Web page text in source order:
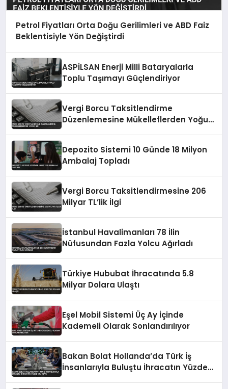
Petrol Fiyatları Orta Doğu Gerilimleri ve ABD Faiz
Beklentisiyle Yön Değiştirdi
ASPİLSAN Enerji Milli Bataryalarla
Toplu Taşımayı Güçlendiriyor
Vergi Borcu Taksitlendirme
Düzenlemesine Mükelleflerden Yoğun
Depozito Sistemi 10 Günde 18 Milyon
Ambalaj Topladı
Vergi Borcu Taksitlendirmesine 206
Milyar TL’lik İlgi
İstanbul Havalimanları 78 İlin
Nüfusundan Fazla Yolcu Ağırladı
Türkiye Hububat İhracatında 5.8
Milyar Dolara Ulaştı
Eşel Mobil Sistemi Üç Ay İçinde
Kademeli Olarak Sonlandırılıyor
Bakan Bolat Hollanda’da Türk İş
İnsanlarıyla Buluştu İhracatın Yüzde